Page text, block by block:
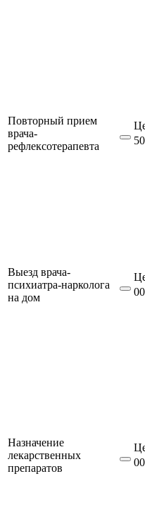
Повторный прием
врача-
рефлексотерапевта
Выезд врача-
психиатра-нарколога
на дом
Назначение
лекарственных
препаратов